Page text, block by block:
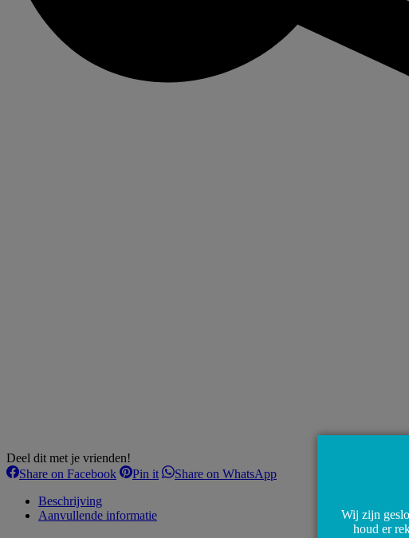
Deel dit met je vrienden!
Share on FacebookSharePin itShareShare on WhatsAppShare
Beschrijving
Aanvullende informatie
Wij zijn
houd er